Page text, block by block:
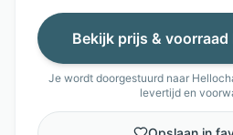
Bekijk prijs & voorraad
Je wordt doorgestuurd naar
levertijd en